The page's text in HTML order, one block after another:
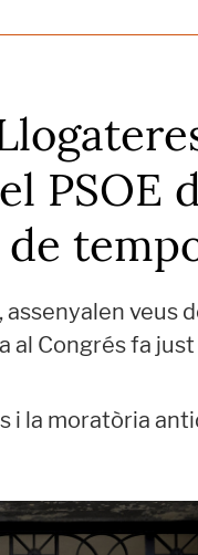
PSOE
Congrés fa
i la moratòria